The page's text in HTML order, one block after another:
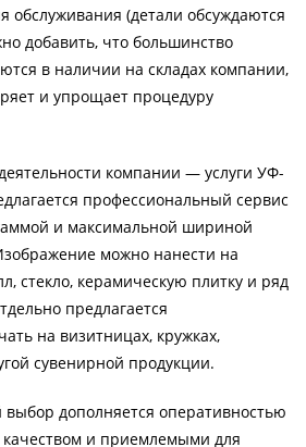
обслуживания (детали обсуждаются
добавить, что большинство
в наличии на складах компании,
и упрощает процедуру
компании — услуги УФ-
профессиональный сервис
и максимальной шириной
можно нанести на
стекло, керамическую плитку и ряд
предлагается
на визитницах, кружках,
сувенирной продукции.
дополняется оперативностью
качеством и приемлемыми для